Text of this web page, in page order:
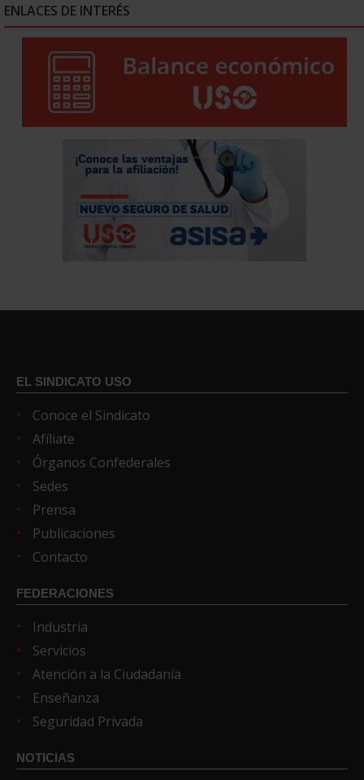
ENLACES DE INTERÉS
EL SINDICATO USO
Conoce el Sindicato
Afíliate
Órganos Confederales
Sedes
Prensa
Publicaciones
Contacto
FEDERACIONES
Industria
Servicios
Atención a la Ciudadanía
Enseñanza
Seguridad Privada
NOTICIAS